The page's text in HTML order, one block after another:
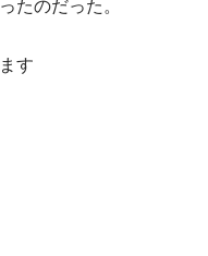
たのだった。
す